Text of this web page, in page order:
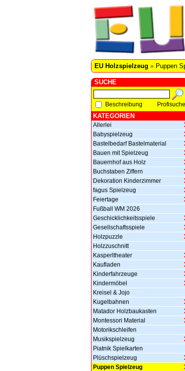
EU Holzspielzeug » Puppen
SUCHE
Beschreibung Profisuche
KATEGORIEN
Allerlei
Babyspielzeug
Bastelbedarf Bastelmaterial
Bauen mit Spielzeug
Bauernhof aus Holz
Buchstaben Ziffern
Dekoration Kinderzimmer
fagus Spielzeug
Feiertage
Fußball WM 2026
Geschicklichkeitsspiele
Gesellschaftsspiele
Holzpuzzle
Holzzuschnitt
Kasperltheater
Kaufladen
Kinderfahrzeuge
Kindermöbel
Kreisel & Jojo
Kugelbahnen
Matador Holzbaukasten
Montessori Material
Motorikschleifen
Musikspielzeug
Piatnik Spielkarten
Plüschspielzeug
Puppen Spielzeug